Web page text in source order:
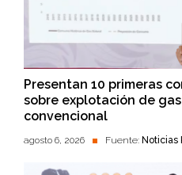
Presentan 10 primeras
sobre explotación de
convencional
agosto 6, 2026 Fuente: Noticias